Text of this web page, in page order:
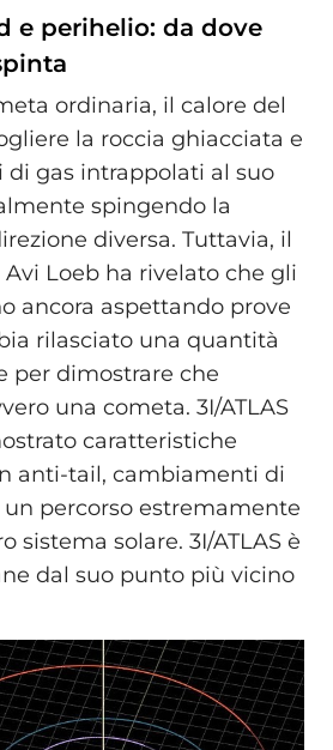
e perihelio: da dove
ordinaria, il calore del
la roccia ghiacciata e
gas intrappolati al suo
spingendo la
diversa. Tuttavia, il
Loeb ha rivelato che gli
ancora aspettando prove
rilasciato una quantità
per dimostrare che
una cometa. 3I/ATLAS
caratteristiche
anti-tail, cambiamenti di
percorso estremamente
sistema solare. 3I/ATLAS è
dal suo punto più vicino